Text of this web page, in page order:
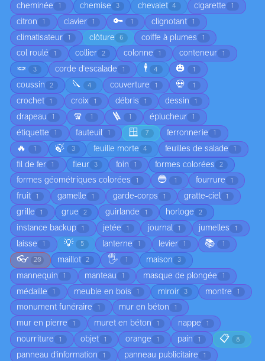
cheminée 1 chemise 3 chevalet 4 cigarette 1
citron 1 clavier 1 🔑 1 clignotant 1
climatisateur 1 clôture 6 coiffe à plumes 1
col roulé 1 collier 2 colonne 1 conteneur 1
🪢 3 corde d'escalade 1 🕴️ 4 🎃 1
coussin 2 🔪 4 couverture 1 💀 1
crochet 1 croix 1 débris 1 dessin 1
drapeau 1 🧣 1 🪜 1 éplucheur 1
étiquette 1 fauteuil 1 🪟 7 ferronnerie 1
🔥 1 🍃 3 feuille morte 4 feuilles de salade 1
fil de fer 1 fleur 3 foin 1 formes colorées 2
formes géométriques colorées 1 🔵 1 fourrure 1
fruit 1 gamelle 1 garde-corps 1 gratte-ciel 1
grille 1 grue 2 guirlande 1 horloge 2
instance backup 1 jetée 1 journal 1 jumelles 1
laisse 1 💡 5 lanterne 1 levier 1 📚 1
👓 20 maillot 2 🖐️ 1 maison 3
mannequin 1 manteau 1 masque de plongée 1
médaille 1 meuble en bois 1 miroir 3 montre 1
monument funéraire 1 mur en béton 1
mur en pierre 1 muret en béton 1 nappe 1
nourriture 1 objet 1 orange 1 pain 1 📋 8
panneau d'information 1 panneau publicitaire 1